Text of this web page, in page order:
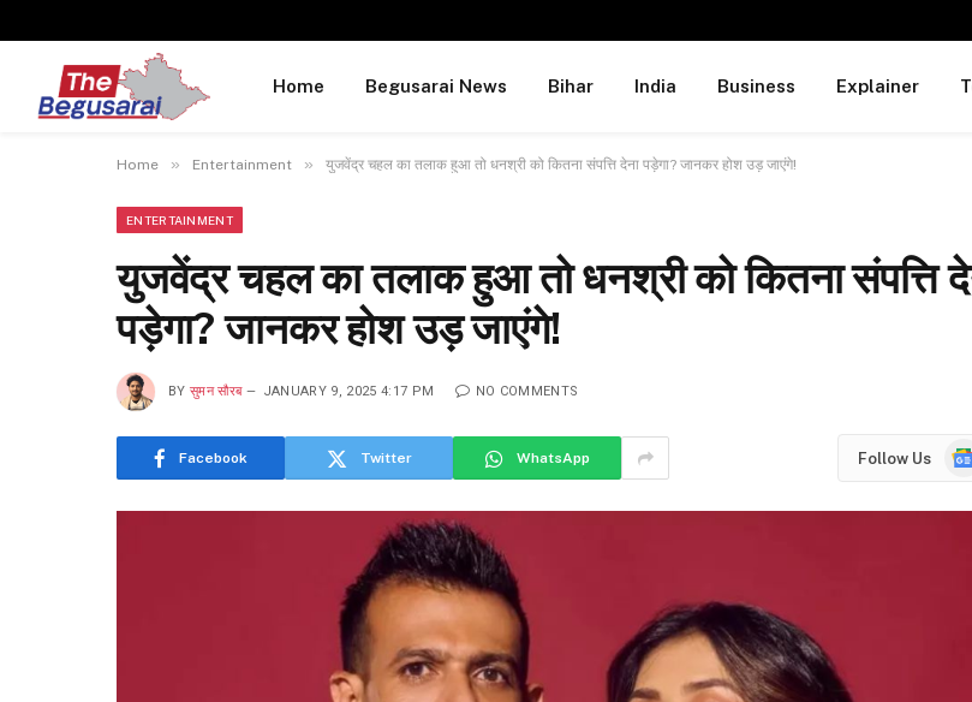
Home Begusarai News Bihar India Business Explainer
Home » Entertainment » युजवेंद्र चहल का तलाक हुआ तो धनश्री को कितना संपत्ति देना पड़ेगा? जानकर होश उड़ जाएंगे!
ENTERTAINMENT
युजवेंद्र चहल का तलाक हुआ तो धनश्री को कितना संपत्ति
पड़ेगा? जानकर होश उड़ जाएंगे!
BY सुमन सौरब JANUARY 9, 2025 4:17 PM NO COMMENTS
Facebook Twitter WhatsApp Follow Us